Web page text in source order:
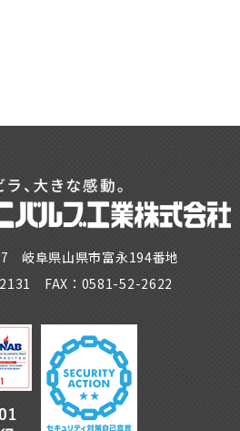
岐阜県山県市富永194番地
FAX：0581-52-2622